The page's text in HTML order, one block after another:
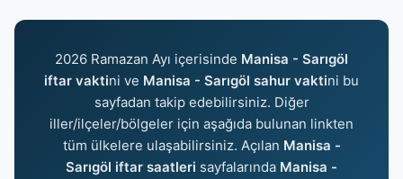
2026 Ramazan Ayı içerisinde Manisa - Sarıgöl
iftar vaktini ve Manisa - Sarıgöl sahur vaktini bu
sayfadan takip edebilirsiniz. Diğer
iller/ilçeler/bölgeler için aşağıda bulunan linkten
tüm ülkelere ulaşabilirsiniz. Açılan Manisa -
Sarıgöl iftar saatleri sayfalarında Manisa -